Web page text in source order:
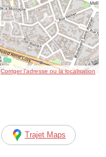
Corriger l’adresse ou la localisation
Trajet Maps